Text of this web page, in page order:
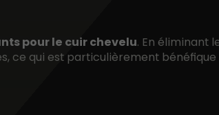
pour le cuir chevelu. En éliminant
ce qui est particulièrement